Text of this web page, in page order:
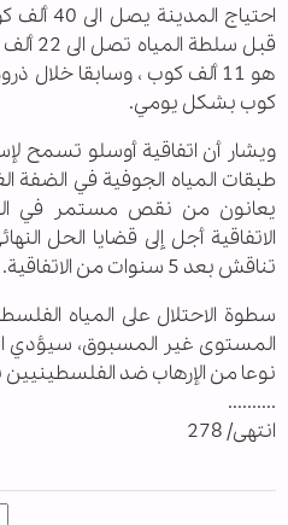
احتياج
قبل
كوب بشكل يومي.
ويشار أن اتفاقية أوسلو تسمح
طبقات المياه الجوفية في الضفة
يعانون من نقص مستمر في
الاتفاقية أجل إلى قضايا الحل
تناقش بعد 5 سنوات من الاتفاقية.
سطوة الاحتلال على المياه
المستوى غير المسبوق، سيؤدي الى
نوعا من الإرهاب ضد
..........
انتهى/ 278